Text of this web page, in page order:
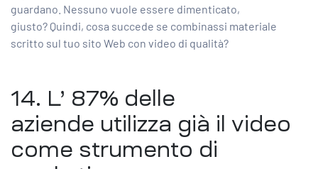
guardano. Nessuno vuole essere dimenticato,
giusto? Quindi, cosa succede se combinassi materiale
scritto sul tuo sito Web con video di qualità?
14. L’ 87% delle
aziende utilizza già il video
come strumento di